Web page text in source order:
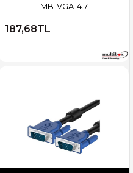
MB-VGA-4.7
187,68TL